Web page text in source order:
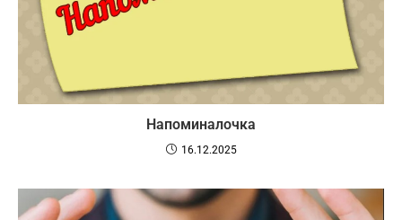
Напоминалочка
16.12.2025